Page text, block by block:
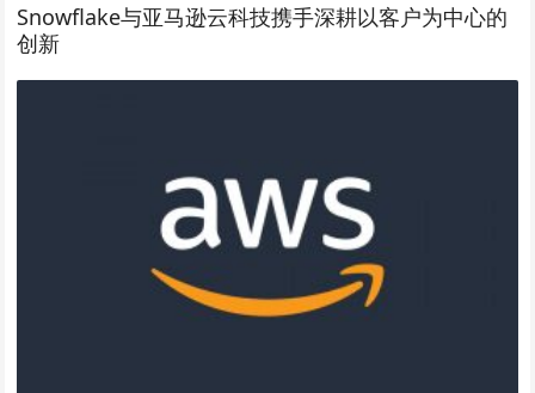
Snowflake与亚马逊云科技携手深耕以客户为中心的
创新